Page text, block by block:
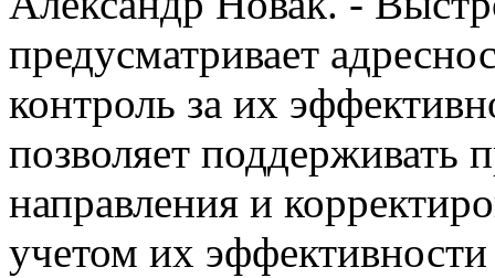
предусматривает
контроль за их
позволяет поддерживать
направления и
учетом их